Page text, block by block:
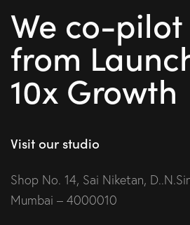
We co-
from
10x Growth
Visit our studio
Shop No. 14, Sai Niketan,
Mumbai – 4000010